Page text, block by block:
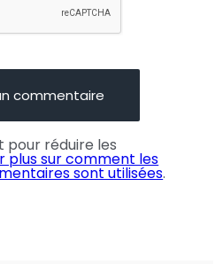
pour réduire les
plus sur comment les
sont utilisées.